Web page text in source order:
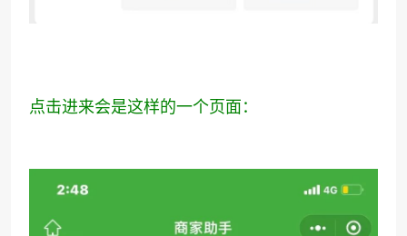
点击进来会是这样的一个页面：